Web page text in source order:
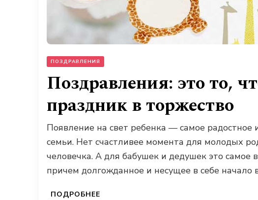
ПОЗДРАВЛЕНИЯ
Поздравления: это то,
праздник в торжество
Появление на свет ребенка — самое радостное
семьи. Нет счастливее момента для молодых
человечка. А для бабушек и дедушек это самое
причем долгожданное и несущее в себе начало
ПОДРОБНЕЕ